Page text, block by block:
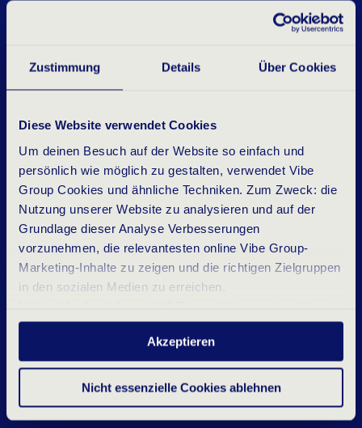
Zustimmung Details Über Cookies
Diese Website verwendet Cookies
Um deinen Besuch auf der Website so einfach und
persönlich wie möglich zu gestalten, verwendet Vibe
Group Cookies und ähnliche Techniken. Zum Zweck: die
Nutzung unserer Website zu analysieren und auf der
Grundlage dieser Analyse Verbesserungen
vorzunehmen, die relevantesten online Vibe Group-
Marketing-Inhalte zu zeigen und die richtigen Zielgruppen
in den sozialen Medien zu erreichen.
deines Besuchs nur wesentliche und statistische
Cookies. Möchtest du mehr wissen? Klicke oben auf
„Details“ oder lies unserDatenschutzerklärung.
Akzeptieren
Nicht essenzielle Cookies ablehnen